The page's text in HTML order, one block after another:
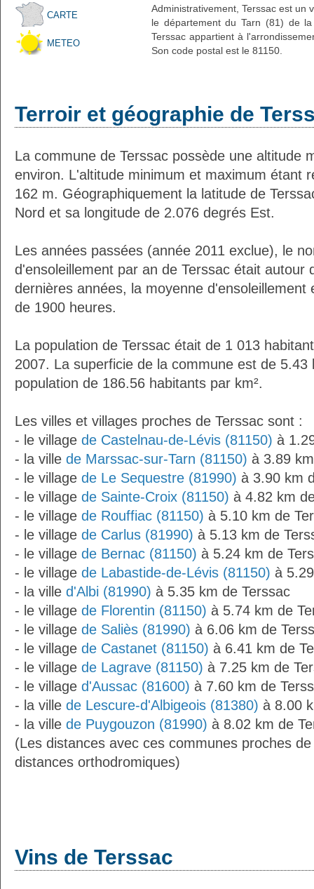
CARTE
METEO
Administrativement, Terssac est un
le département du Tarn (81) de
Terssac appartient à
Son code postal est le 81150.
Terroir et géographie de
La commune de Terssac possède une altitude
environ. L'altitude minimum et maximum étant
162 m. Géographiquement la latitude de
Nord et sa longitude de 2.076 degrés Est.
Les années passées (année 2011 exclue), le
d'ensoleillement par an de Terssac était autour
dernières années, la moyenne d'ensoleillement
de 1900 heures.
La population de Terssac était de 1 013
2007. La superficie de la commune est de 5.43
population de 186.56 habitants par km².
Les villes et villages proches de Terssac sont :
- le village de Castelnau-de-Lévis (81150) à
- la ville de Marssac-sur-Tarn (81150) à 3.89
- le village de Le Sequestre (81990) à 3.90 km
- le village de Sainte-Croix (81150) à 4.82 km
- le village de Rouffiac (81150) à 5.10 km de
- le village de Carlus (81990) à 5.13 km de
- le village de Bernac (81150) à 5.24 km de
- le village de Labastide-de-Lévis (81150) à
- la ville d'Albi (81990) à 5.35 km de Terssac
- le village de Florentin (81150) à 5.74 km de
- le village de Saliès (81990) à 6.06 km de
- le village de Castanet (81150) à 6.41 km de
- le village de Lagrave (81150) à 7.25 km de
- le village d'Aussac (81600) à 7.60 km de
- la ville de Lescure-d'Albigeois (81380) à 8.00
- la ville de Puygouzon (81990) à 8.02 km de
(Les distances avec ces communes proches
distances orthodromiques)
Vins de Terssac